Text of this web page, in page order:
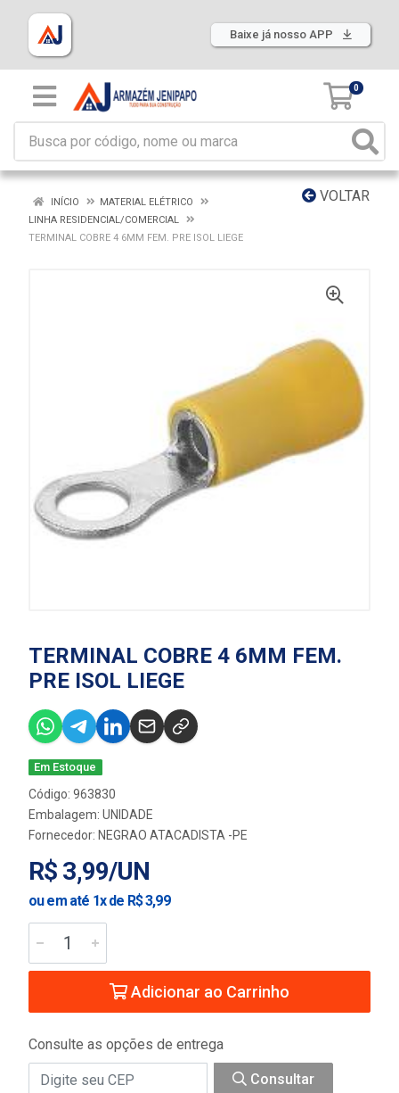
Baixe já nosso APP
0
VOLTAR
INÍCIO
MATERIAL ELÉTRICO
LINHA RESIDENCIAL/COMERCIAL
TERMINAL COBRE 4 6MM FEM. PRE ISOL LIEGE
TERMINAL COBRE 4 6MM FEM.
PRE ISOL LIEGE
Em Estoque
Código: 963830
Embalagem: UNIDADE
Fornecedor: NEGRAO ATACADISTA -PE
R$ 3,99/UN
ou em até 1x de R$ 3,99
Adicionar ao Carrinho
Consulte as opções de entrega
Consultar